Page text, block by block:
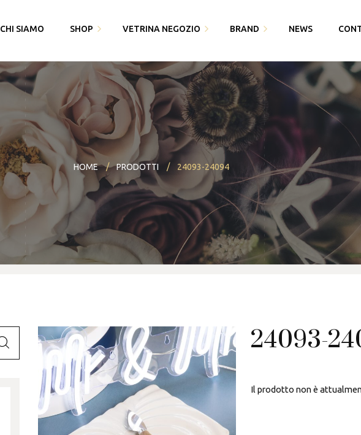
CHI SIAMO SHOP
Fedi Polello
Bracciali saldati e gioielli
permanenti
Bomboniere
Partecipazioni
I miei dati
VETRINA NEGOZIO
Gioiello
Piquadro
Swarovski
Thun
Bracciali saldati e gioielli
permanenti
BRAND
Cingomma
Gioielleria Karin1981
Maserati
Paciotti 4US
Piquadro
Polello
Alisia
Thun
NEWS
HOME PRODOTTI 24093-24094
24093-
Il prodotto non è